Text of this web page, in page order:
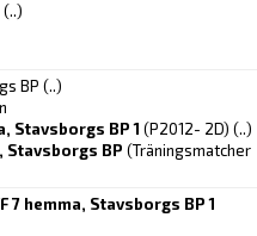
(..)
BP (..)
Stavsborgs BP 1 (P2012- 2D) (..)
Stavsborgs BP (Träningsmatcher
7 hemma, Stavsborgs BP 1